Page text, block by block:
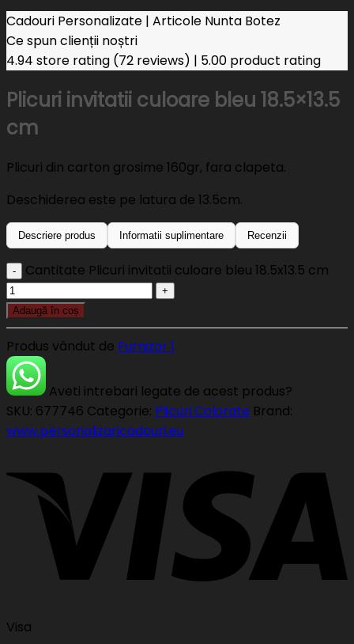
Cadouri Personalizate | Articole Nunta Botez
Ce spun clienții noștri
4.94 store rating (72 reviews) | 5.00 product rating
Plicuri invitatii culoare bleu 18.5×13.5
cm
Plicuri din carton grosime 160gr, fara clapeta.
Deschiderea este pe latura de 13.5cm.
Descriere produs Informatii suplimentare Recenzii
Cantitate Plicuri invitatii culoare bleu 18.5x13.5 cm
Adaugă în coș
Produs vândut de Furnizor 1
Aveti intrebari legate de acest produs?
SKU: 677746 Categorie: Plicuri Colorate Brand:
www.personalizaricadouri.eu
Visa